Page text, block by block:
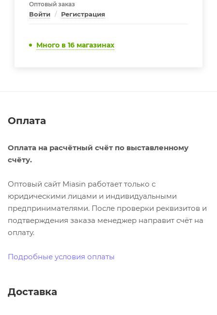
Оптовый заказ
Войти / Регистрация
Много в 16 магазинах
Оплата
Оплата на расчётный счёт по выставленному
счёту.
Оптовый сайт Miasin работает только с
юридическими лицами и индивидуальными
предпринимателями. После проверки реквизитов и
подтверждения заказа менеджер направит счёт на
оплату.
Подробные условия оплаты
Доставка